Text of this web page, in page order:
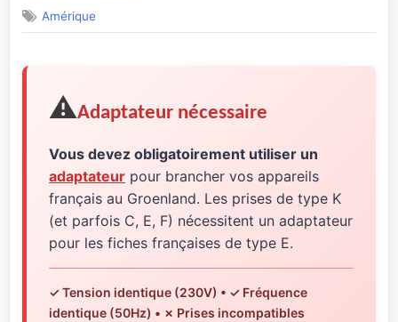
Amérique
⚠️Adaptateur nécessaire
Vous devez obligatoirement utiliser un
adaptateur pour brancher vos appareils
français au Groenland. Les prises de type K
(et parfois C, E, F) nécessitent un adaptateur
pour les fiches françaises de type E.
✓ Tension identique (230V) • ✓ Fréquence
identique (50Hz) • ✗ Prises incompatibles